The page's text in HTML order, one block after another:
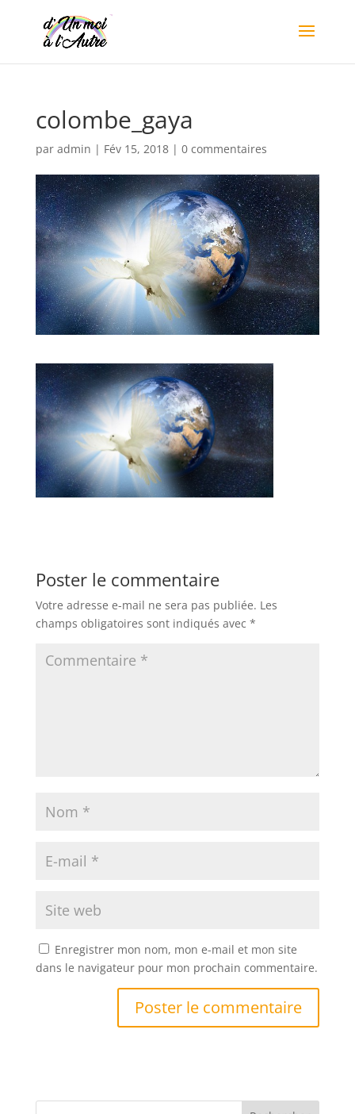
colombe_gaya
par admin | Fév 15, 2018| 0 commentaires
Poster le commentaire
Votre adresse e-mail ne sera pas publiée. Les
champs obligatoires sont indiqués avec *
Enregistrer mon nom, mon e-mail et mon site
dans le navigateur pour mon prochain commentaire.